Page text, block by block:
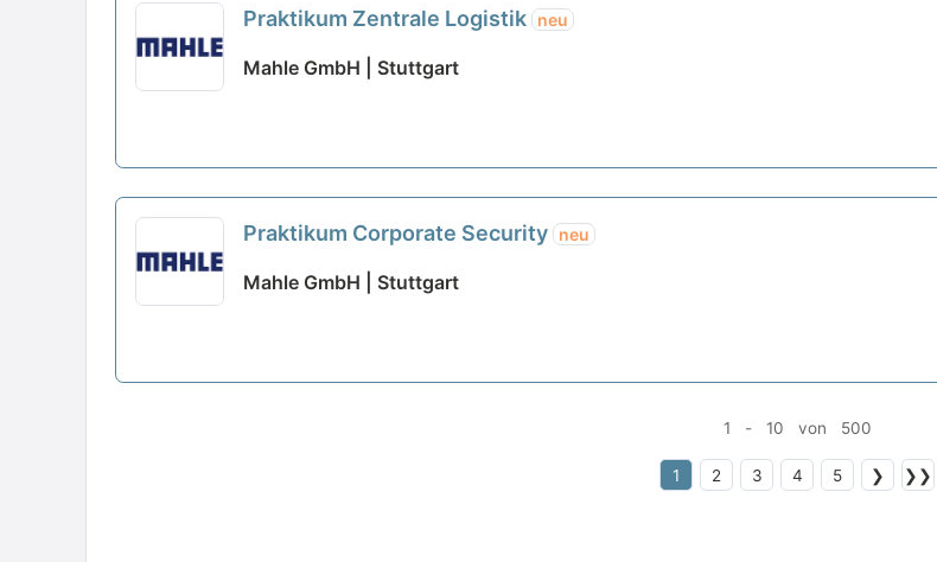
Praktikum Zentrale Logistik neu
Mahle GmbH | Stuttgart
Praktikum Corporate Security neu
Mahle GmbH | Stuttgart
1 - 10 von 500
1 2 3 4 5 ❯ ❯❯